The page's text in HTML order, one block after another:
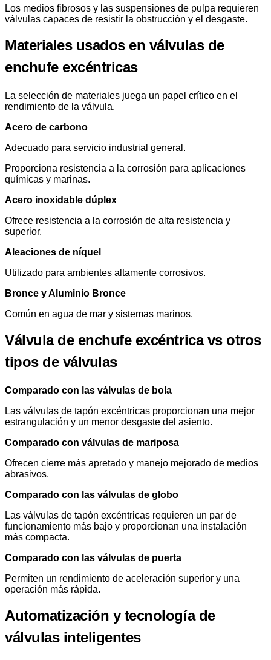
Los medios fibrosos y las suspensiones de pulpa requieren
válvulas capaces de resistir la obstrucción y el desgaste.
Materiales usados en válvulas de
enchufe excéntricas
La selección de materiales juega un papel crítico en el
rendimiento de la válvula.
Acero de carbono
Adecuado para servicio industrial general.
Proporciona resistencia a la corrosión para aplicaciones
químicas y marinas.
Acero inoxidable dúplex
Ofrece resistencia a la corrosión de alta resistencia y
superior.
Aleaciones de níquel
Utilizado para ambientes altamente corrosivos.
Bronce y Aluminio Bronce
Común en agua de mar y sistemas marinos.
Válvula de enchufe excéntrica vs otros
tipos de válvulas
Comparado con las válvulas de bola
Las válvulas de tapón excéntricas proporcionan una mejor
estrangulación y un menor desgaste del asiento.
Comparado con válvulas de mariposa
Ofrecen cierre más apretado y manejo mejorado de medios
abrasivos.
Comparado con las válvulas de globo
Las válvulas de tapón excéntricas requieren un par de
funcionamiento más bajo y proporcionan una instalación
más compacta.
Comparado con las válvulas de puerta
Permiten un rendimiento de aceleración superior y una
operación más rápida.
Automatización y tecnología de
válvulas inteligentes